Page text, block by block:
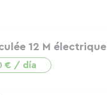
12 M électrique
€ / día